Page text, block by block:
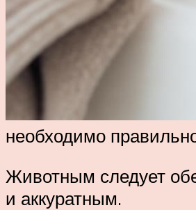
необходимо
Животным следует
и аккуратным.